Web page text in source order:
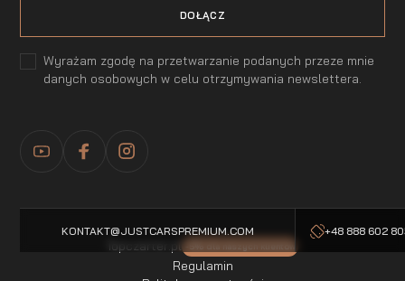
Wyrażam zgodę na przetwarzanie podanych przeze mnie
danych osobowych w celu otrzymywania newslettera.
KONTAKT@JUSTCARSPREMIUM.COM +48 888 602
Regulamin
Topczarter.pl